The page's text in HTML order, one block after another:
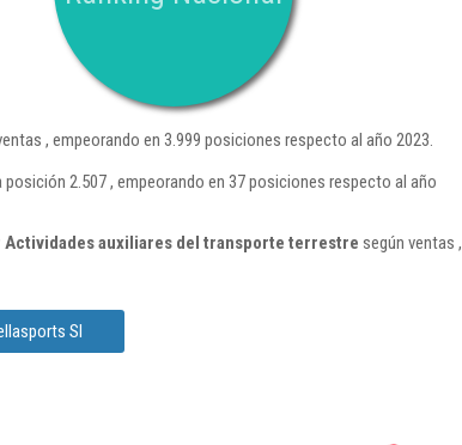
, empeorando en 3.999 posiciones respecto al año 2023.
2.507 , empeorando en 37 posiciones respecto al año
Actividades auxiliares del transporte terrestre según ventas ,
Sl